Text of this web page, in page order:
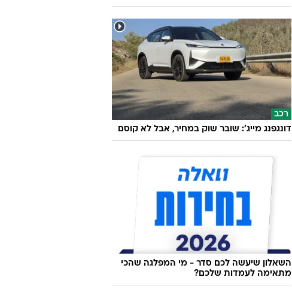
רכב
דונגפנג מייג': שובר שוק במחיר, אבל לא קוסם
השאלון שיעשה לכם סדר - מי המפלגה שהכי
מתאימה לעמדות שלכם?